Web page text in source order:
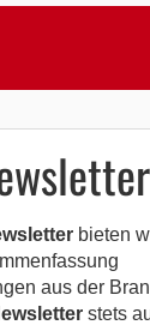
bieten
aus der
stets